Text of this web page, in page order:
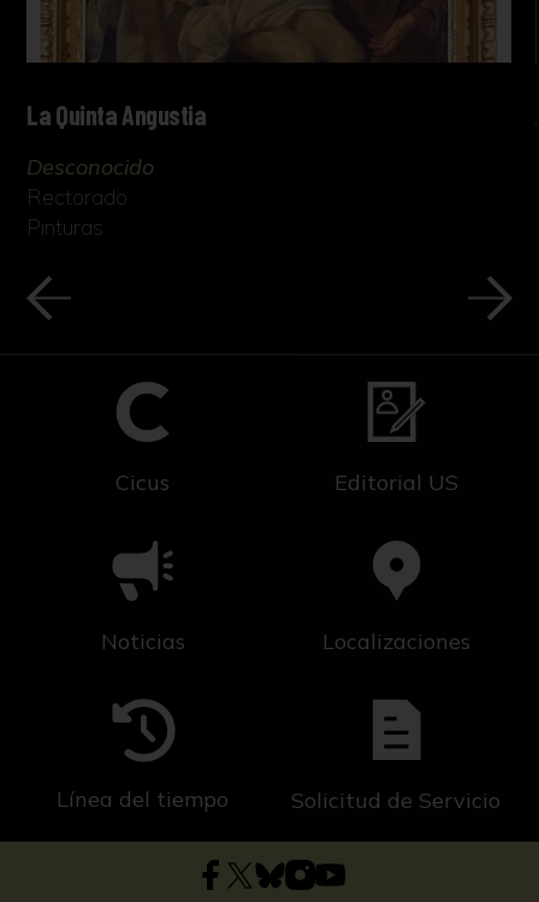
La Quinta Angustia
Desconocido
Rectorado
Pinturas
Cicus Editorial US
Noticias Localizaciones
Línea del tiempo Solicitud de Servicio